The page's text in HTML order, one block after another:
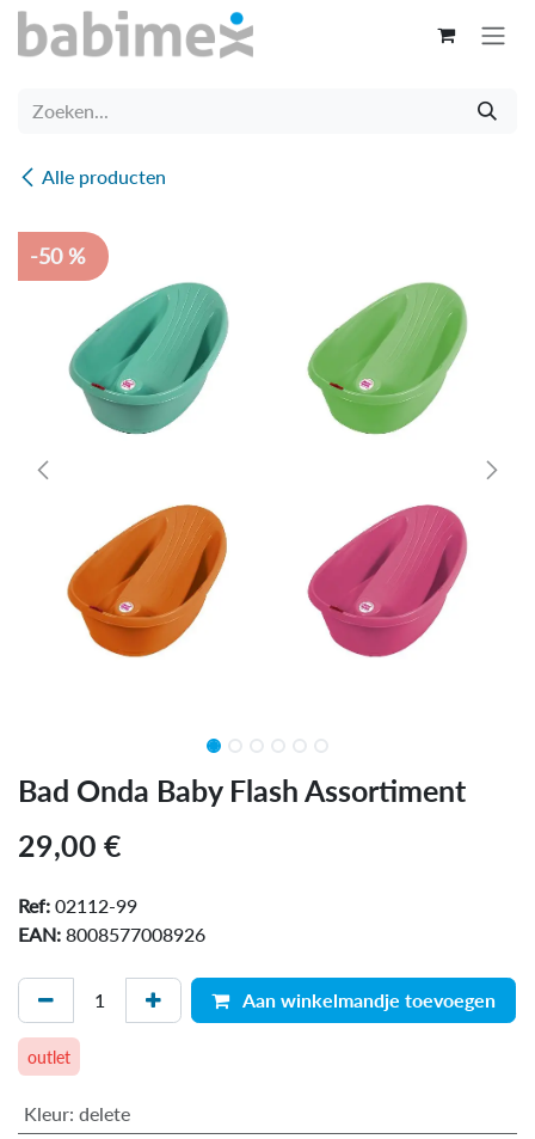
Overslaan naar inhoud
Alle producten
-50 %
Bad Onda Baby Flash Assortiment
29,00 €
Ref: 02112-99
EAN: 8008577008926
Aan winkelmandje toevoegen
outlet
Kleur: delete